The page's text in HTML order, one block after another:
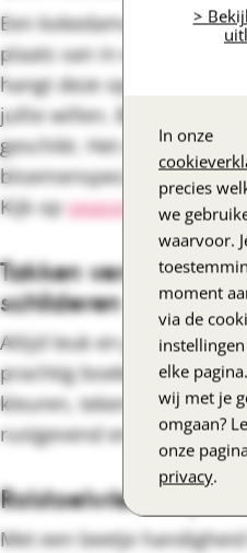
>
In onze
precies
we
waarvoor.
moment
via de
elke
wij met je
omgaan?
onze
privacy.
Een kokedama is een
plaats van in een pot,
hangt deze op. Je kunt
jullie willen. Bijna alle
geschikt. Het donzige
bloemenspeciaalzaak.
Kijk opseasons.nl hoe
Takken versieren,
schilderen
Altijd leuk en gezellig om
prachtig boeket met
kleuren, tekenen of
rustgevend en makkelijk
Rolstoelvriendelijke
Met een beetje